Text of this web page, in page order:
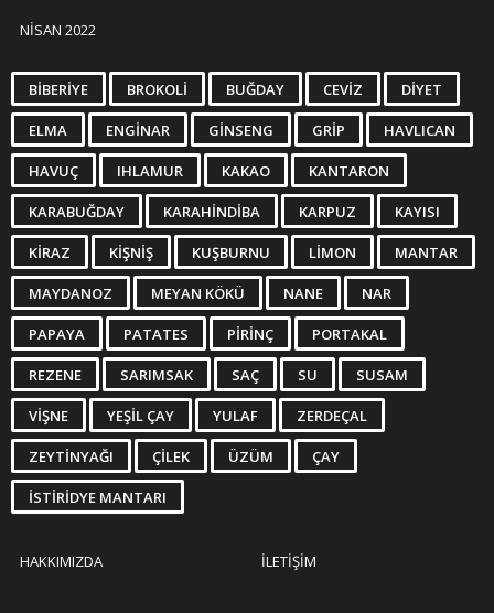
NISAN 2022
BIBERIYE BROKOLI BUĞDAY CEVIZ DIYET
ELMA ENGINAR GINSENG GRIP HAVLICAN
HAVUÇ IHLAMUR KAKAO KANTARON
KARABUĞDAY KARAHINDIBA KARPUZ KAYISI
KIRAZ KIŞNIŞ KUŞBURNU LIMON MANTAR
MAYDANOZ MEYAN KÖKÜ NANE NAR
PAPAYA PATATES PIRINÇ PORTAKAL
REZENE SARIMSAK SAÇ SU SUSAM
VIŞNE YEŞIL ÇAY YULAF ZERDEÇAL
ZEYTINYAĞI ÇILEK ÜZÜM ÇAY
İSTIRIDYE MANTARI
HAKKIMIZDA İLETIŞIM